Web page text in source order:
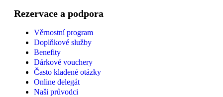
Rezervace a podpora
Věrnostní program
Doplňkové služby
Benefity
Dárkové vouchery
Často kladené otázky
Online delegát
Naši průvodci